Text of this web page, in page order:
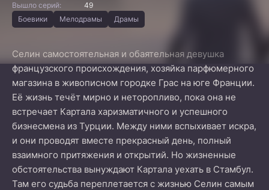
Вышло серий:
49
Боевики
Мелодрамы Драмы
Селин самостоятельная и обаятельная девушка
французского происхождения, хозяйка парфюмерного
магазина в живописном городке Грас на юге Франции.
Её жизнь течёт мирно и неторопливо, пока она не
встречает Картала харизматичного и успешного
бизнесмена из Турции. Между ними вспыхивает искра,
и они проводят вместе прекрасный день, полный
взаимного притяжения и открытий. Но жизненные
обстоятельства вынуждают Картала уехать в Стамбул.
Там его судьба переплетается с жизнью Селин самым